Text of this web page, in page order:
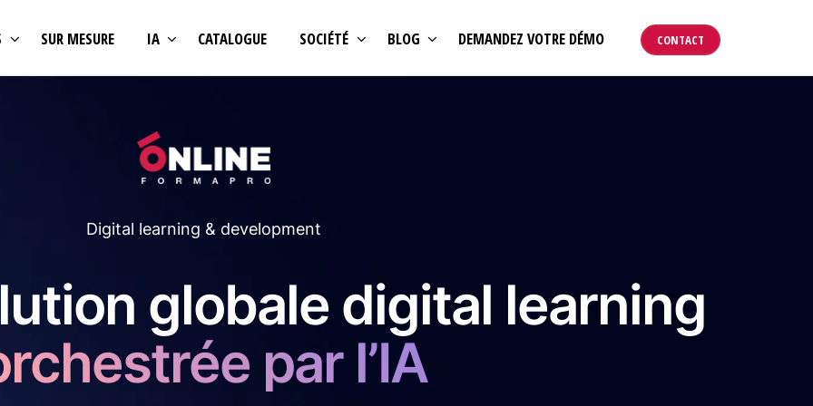
SUR MESURE IA CATALOGUE SOCIÉTÉ BLOG DEMANDEZ VOTRE DÉMO CONTACT
Digital learning & development
globale digital learning
par l’IA